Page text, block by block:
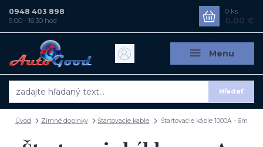
Menu
Hľadať
0948 403 898
9:00 - 16:30 hod
0 ks
0,00 €
Úvod Zimné doplnky Štartovacie kable Štartovacie káble 1000A - 6m